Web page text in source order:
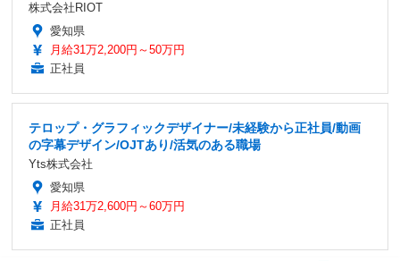
株式会社RIOT
愛知県
月給31万2,200円～50万円
正社員
テロップ・グラフィックデザイナー/未経験から正社員/動画
の字幕デザイン/OJTあり/活気のある職場
Yts株式会社
愛知県
月給31万2,600円～60万円
正社員